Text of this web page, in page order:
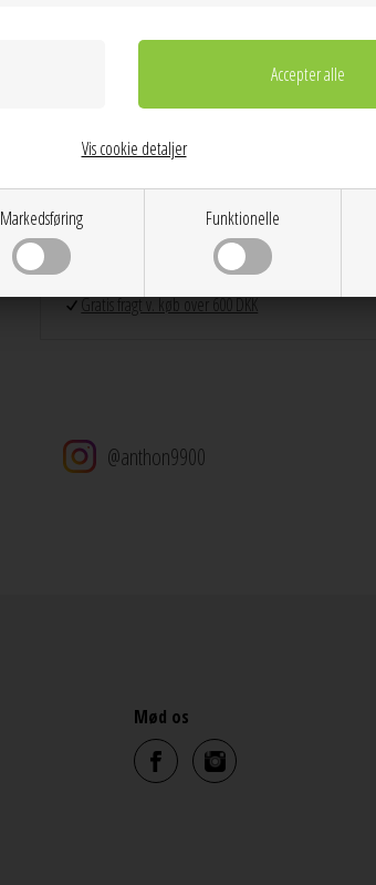
Markedsføring Funktionelle
Vis cookie detaljer
Farver: Forgyldt
Kvalitet: 18 karat gold-plated 925 sterling silver/matt
Mål: 15 x 5 mm
Dag til dag levering på hverdage
14 dages returret
Stor kundetilfredshed
Gratis fragt v. køb over 600 DKK
@anthon9900
Mød os